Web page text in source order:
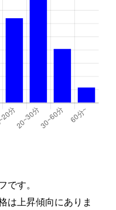
す。
は上昇傾向にありま